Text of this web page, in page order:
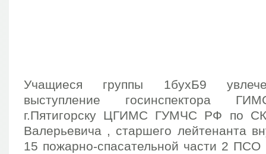
Учащиеся группы 1бухБ9
выступление госинспектора
г.Пятигорску ЦГИМС ГУМЧС РФ по
Валерьевича , старшего лейтенанта
15 пожарно-спасательной части 2